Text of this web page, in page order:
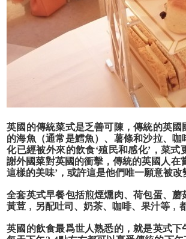
英國的傳統菜式是乏善可陳，傳統的英
的海魚（通常是鱈魚）、薯條和沙拉、
化已經被外來的飲食‘殖民和感化’，菜
謝外國菜對英國的衝擊，傳統的英國人在
這樣的美味’，或許這是他們唯一願意被改
全套英式早餐包括煎煙燻肉、荷包蛋、蘑
黃荳﹐另配吐司、奶茶、咖啡、果汁等﹐
英國的飲食最爲世人熟悉的，就是英式下